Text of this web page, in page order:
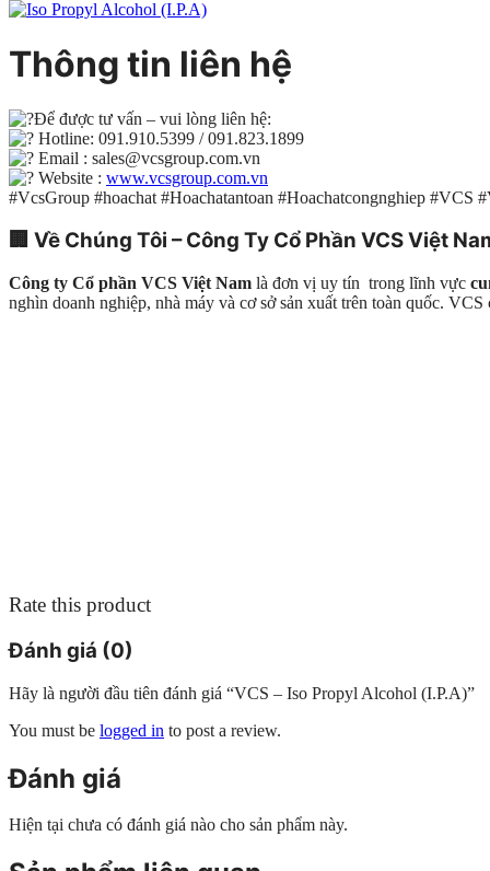
Thông tin liên hệ
Để được tư vấn – vui lòng liên hệ:
Hotline: 091.910.5399 / 091.823.1899
Email : sales@vcsgroup.com.vn
Website : www.vcsgroup.com.vn
#VcsGroup #hoachat #Hoachatantoan #Hoachatcongnghiep #VCS
🏢 Về Chúng Tôi – Công Ty Cổ Phần VCS Việt
Công ty Cổ phần VCS Việt Nam là đơn vị uy tín trong lĩnh vực
nghìn doanh nghiệp, nhà máy và cơ sở sản xuất trên toàn quốc.
Rate this product
Đánh giá (0)
Hãy là người đầu tiên đánh giá “VCS – Iso Propyl Alcohol (I.P.A)”
You must be logged in to post a review.
Đánh giá
Hiện tại chưa có đánh giá nào cho sản phẩm này.